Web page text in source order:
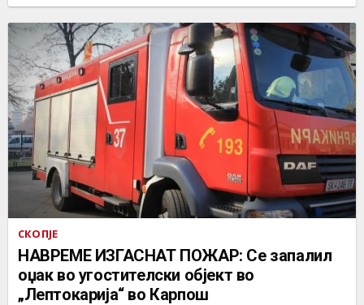
СКОПЈЕ
НАВРЕМЕ ИЗГАСНАТ ПОЖАР: Се запалил
оџак во угостителски објект во
„Лептокарија“ во Карпош